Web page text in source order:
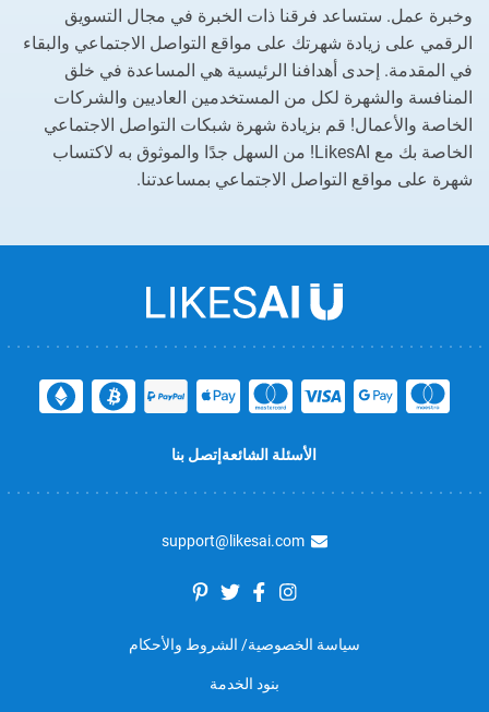
وخبرة عمل. ستساعد فرقنا ذات الخبرة في مجال التسويق
الرقمي على زيادة شهرتك على مواقع التواصل الاجتماعي والبقاء
في المقدمة. إحدى أهدافنا الرئيسية هي المساعدة في خلق
المنافسة والشهرة لكل من المستخدمين العاديين والشركات
الخاصة والأعمال! قم بزيادة شهرة شبكات التواصل الاجتماعي
الخاصة بك مع LikesAI! من السهل جدًا والموثوق به لاكتساب
شهرة على مواقع التواصل الاجتماعي بمساعدتنا.
الأسئلة الشائعة إتصل بنا
سياسة الخصوصية/ الشروط والأحكام
بنود الخدمة
support@likesai.com